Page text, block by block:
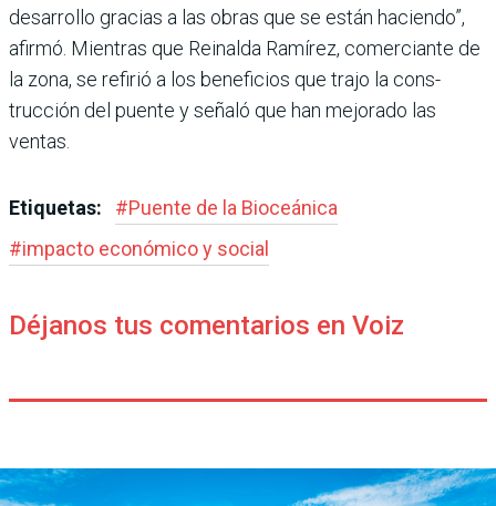
desarrollo gracias a las obras que se están haciendo”,
afirmó. Mientras que Reinalda Ramírez, comer­ciante de
la zona, se refirió a los beneficios que trajo la cons­
trucción del puente y señaló que han mejorado las
ventas.
Etiquetas: #Puente de la Bioceánica
#impacto económico y social
Déjanos tus comentarios en Voiz